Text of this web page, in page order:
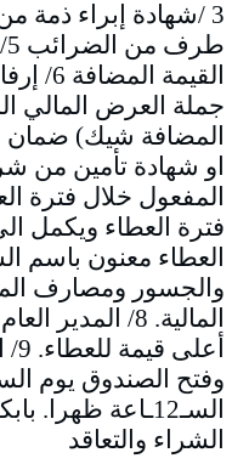
جملة العرض المالي
المضافة شيك)
او شهادة تأمين من
المفعول خلال فترة
العطاء معنون باسم
المالية. 8/
السـ12ـاعة
الشراء والتعاقد